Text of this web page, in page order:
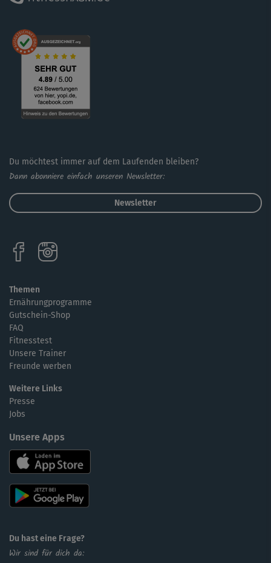
Du möchtest immer auf dem Laufenden bleiben?
Dann abonniere einfach unseren Newsletter:
Newsletter
Themen
Ernährungprogramme
Gutschein-Shop
FAQ
Fitnesstest
Unsere Trainer
Freunde werben
Weitere Links
Presse
Jobs
Unsere Apps
Du hast eine Frage?
Wir sind für dich da: